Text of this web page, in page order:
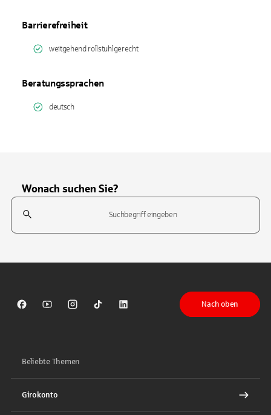
Barrierefreiheit
weitgehend rollstuhlgerecht
Beratungssprachen
deutsch
Wonach suchen Sie?
Suchfeld
Sparkasse auf Facebook
Sparkasse auf Youtube
Sparkasse auf Instagram
Sparkasse auf TikTok
Sparkasse auf LinkedIn
Nach oben
Beliebte Themen
Girokonto